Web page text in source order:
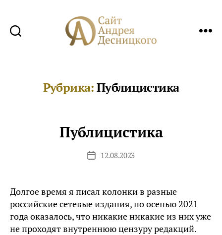
Рубрика:Публицистика
Публицистика
Дата12.08.2023
Долгое время я писал колонки в разные
российские сетевые издания, но осенью 2021
года оказалось, что никакие никакие из них уже
не проходят внутреннюю цензуру редакций.